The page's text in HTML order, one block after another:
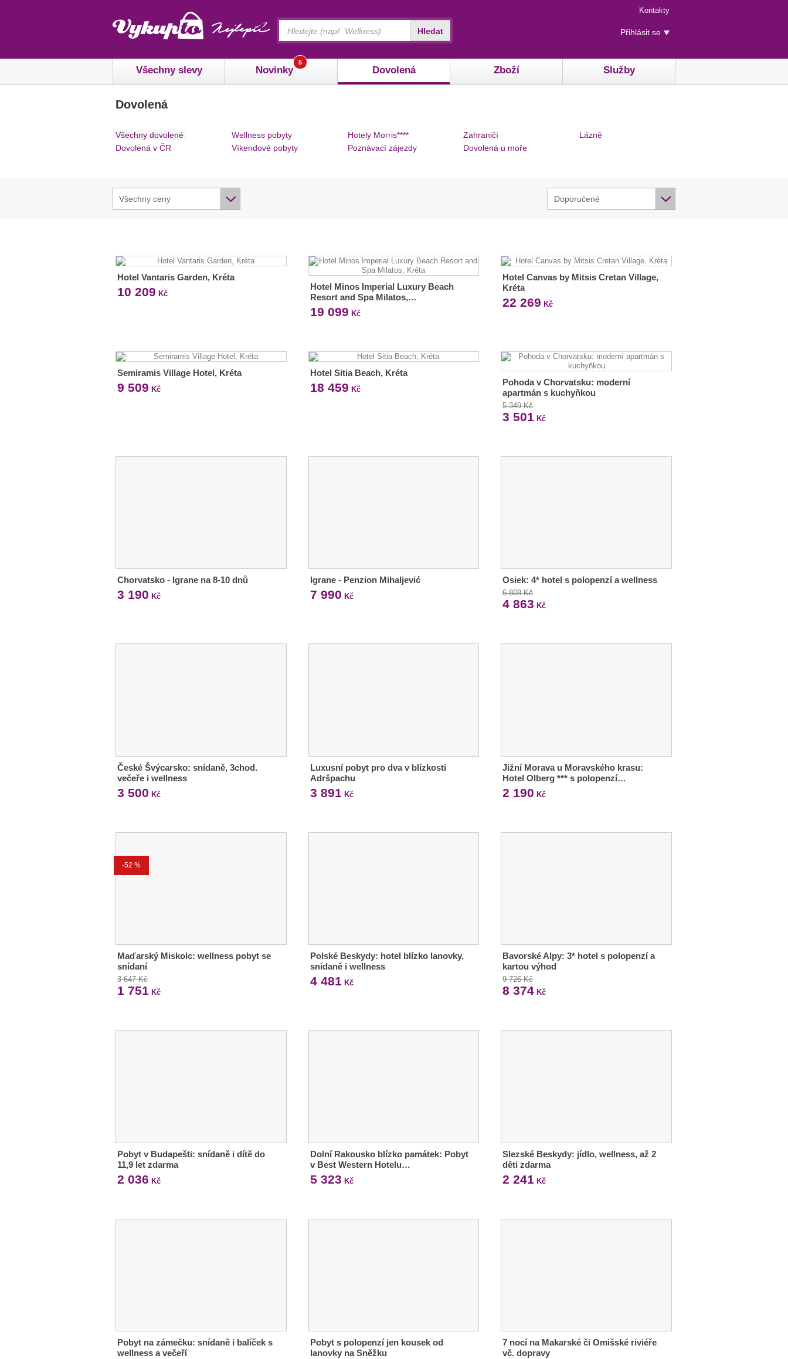
Menu
rychlého
přístupu
Kontakty
Uživatelské
menu
Přihlásit se
Všechny slevy Novinky
5
Dovolená Zboží Služby
Hledat
Dovolená
Všechny dovolené
Dovolená v ČR
Wellness pobyty
Víkendové pobyty
Hotely Morris****
Poznávací zájezdy
Zahraničí
Dovolená u moře
Lázně
Všechny ceny Doporučené
Hotel Vantaris Garden, Kréta
10 209 Kč
Hotel Minos Imperial Luxury Beach
Resort and Spa Milatos,…
19 099 Kč
Hotel Canvas by Mitsis Cretan Village,
Kréta
22 269 Kč
Semiramis Village Hotel, Kréta
9 509 Kč
Hotel Sitia Beach, Kréta
18 459 Kč
Pohoda v Chorvatsku: moderní
apartmán s kuchyňkou
5 349 Kč
3 501 Kč
Chorvatsko - Igrane na 8-10 dnů
3 190 Kč
Igrane - Penzion Mihaljević
7 990 Kč
Osiek: 4* hotel s polopenzí a wellness
6 808 Kč
4 863 Kč
České Švýcarsko: snídaně, 3chod.
večeře i wellness
3 500 Kč
Luxusní pobyt pro dva v blízkosti
Adršpachu
3 891 Kč
Jižní Morava u Moravského krasu:
Hotel Olberg *** s polopenzí…
2 190 Kč
-52 %
Maďarský Miskolc: wellness pobyt se
snídaní
3 647 Kč
1 751 Kč
Polské Beskydy: hotel blízko lanovky,
snídaně i wellness
4 481 Kč
Bavorské Alpy: 3* hotel s polopenzí a
kartou výhod
9 726 Kč
8 374 Kč
Pobyt v Budapešti: snídaně i dítě do
11,9 let zdarma
2 036 Kč
Dolní Rakousko blízko památek: Pobyt
v Best Western Hotelu…
5 323 Kč
Slezské Beskydy: jídlo, wellness, až 2
děti zdarma
2 241 Kč
Pobyt na zámečku: snídaně i balíček s
wellness a večeří
Pobyt s polopenzí jen kousek od
lanovky na Sněžku
7 nocí na Makarské či Omišské riviéře
vč. dopravy